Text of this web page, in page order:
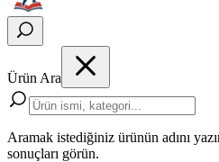
Ürün Ara
Aramak istediğiniz ürünün adını
sonuçları görün.